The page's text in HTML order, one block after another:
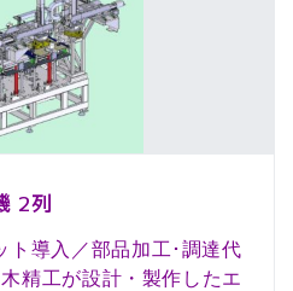
2列
ト導入／部品加工･調達代
精工が設計・製作したエ